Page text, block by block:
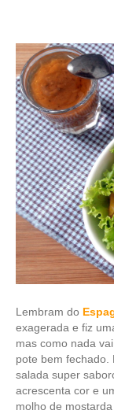
Lembram do
exagerada e fiz
mas como nada
pote bem fechado.
salada super
acrescenta cor e
molho de